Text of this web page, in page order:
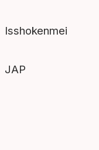
Isshokenmei
JAP